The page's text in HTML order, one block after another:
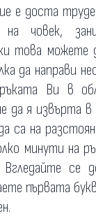
е доста
човек,
това можете
да направи
Ви в
да я извърта
са на
минути на
Вгледайте се
първата